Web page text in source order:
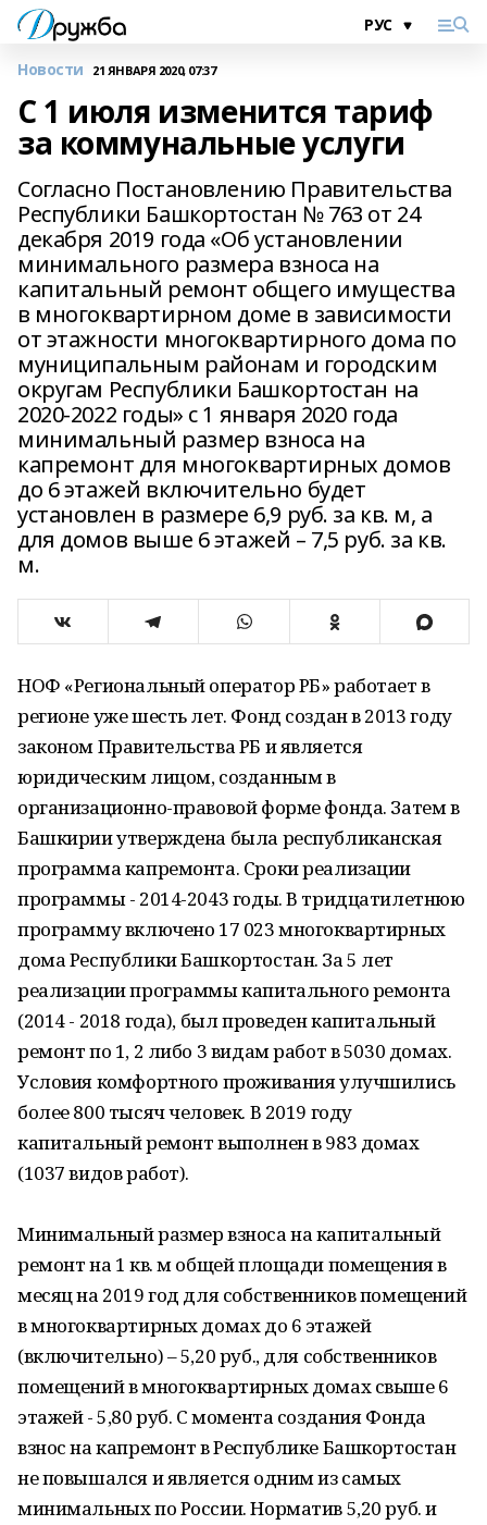
Новости 21 ЯНВАРЯ 2020, 07:37
С 1 июля изменится тариф
за коммунальные услуги
Согласно Постановлению Правительства
Республики Башкортостан № 763 от 24
декабря 2019 года «Об установлении
минимального размера взноса на
капитальный ремонт общего имущества
в многоквартирном доме в зависимости
от этажности многоквартирного дома по
муниципальным районам и городским
округам Республики Башкортостан на
2020-2022 годы» с 1 января 2020 года
минимальный размер взноса на
капремонт для многоквартирных домов
до 6 этажей включительно будет
установлен в размере 6,9 руб. за кв. м, а
для домов выше 6 этажей – 7,5 руб. за кв.
м.
НОФ «Региональный оператор РБ» работает в
регионе уже шесть лет. Фонд создан в 2013 году
законом Правительства РБ и является
юридическим лицом, созданным в
организационно-правовой форме фонда. Затем в
Башкирии утверждена была республиканская
программа капремонта. Сроки реализации
программы - 2014-2043 годы. В тридцатилетнюю
программу включено 17 023 многоквартирных
дома Республики Башкортостан. За 5 лет
реализации программы капитального ремонта
(2014 - 2018 года), был проведен капитальный
ремонт по 1, 2 либо 3 видам работ в 5030 домах.
Условия комфортного проживания улучшились
более 800 тысяч человек. В 2019 году
капитальный ремонт выполнен в 983 домах
(1037 видов работ).
Минимальный размер взноса на капитальный
ремонт на 1 кв. м общей площади помещения в
месяц на 2019 год для собственников помещений
в многоквартирных домах до 6 этажей
(включительно) – 5,20 руб., для собственников
помещений в многоквартирных домах свыше 6
этажей - 5,80 руб. С момента создания Фонда
взнос на капремонт в Республике Башкортостан
не повышался и является одним из самых
минимальных по России. Норматив 5,20 руб. и